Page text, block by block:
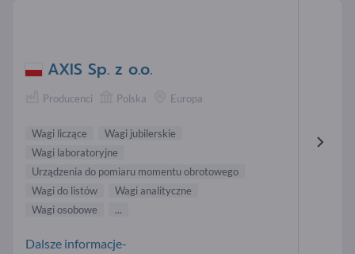
AXIS Sp. z o.o.
Producenci Polska Europa
Wagi liczące
Wagi jubilerskie
Wagi laboratoryjne
Urządzenia do pomiaru momentu obrotowego
Wagi do listów
Wagi analityczne
Wagi osobowe
...
Dalsze informacje-